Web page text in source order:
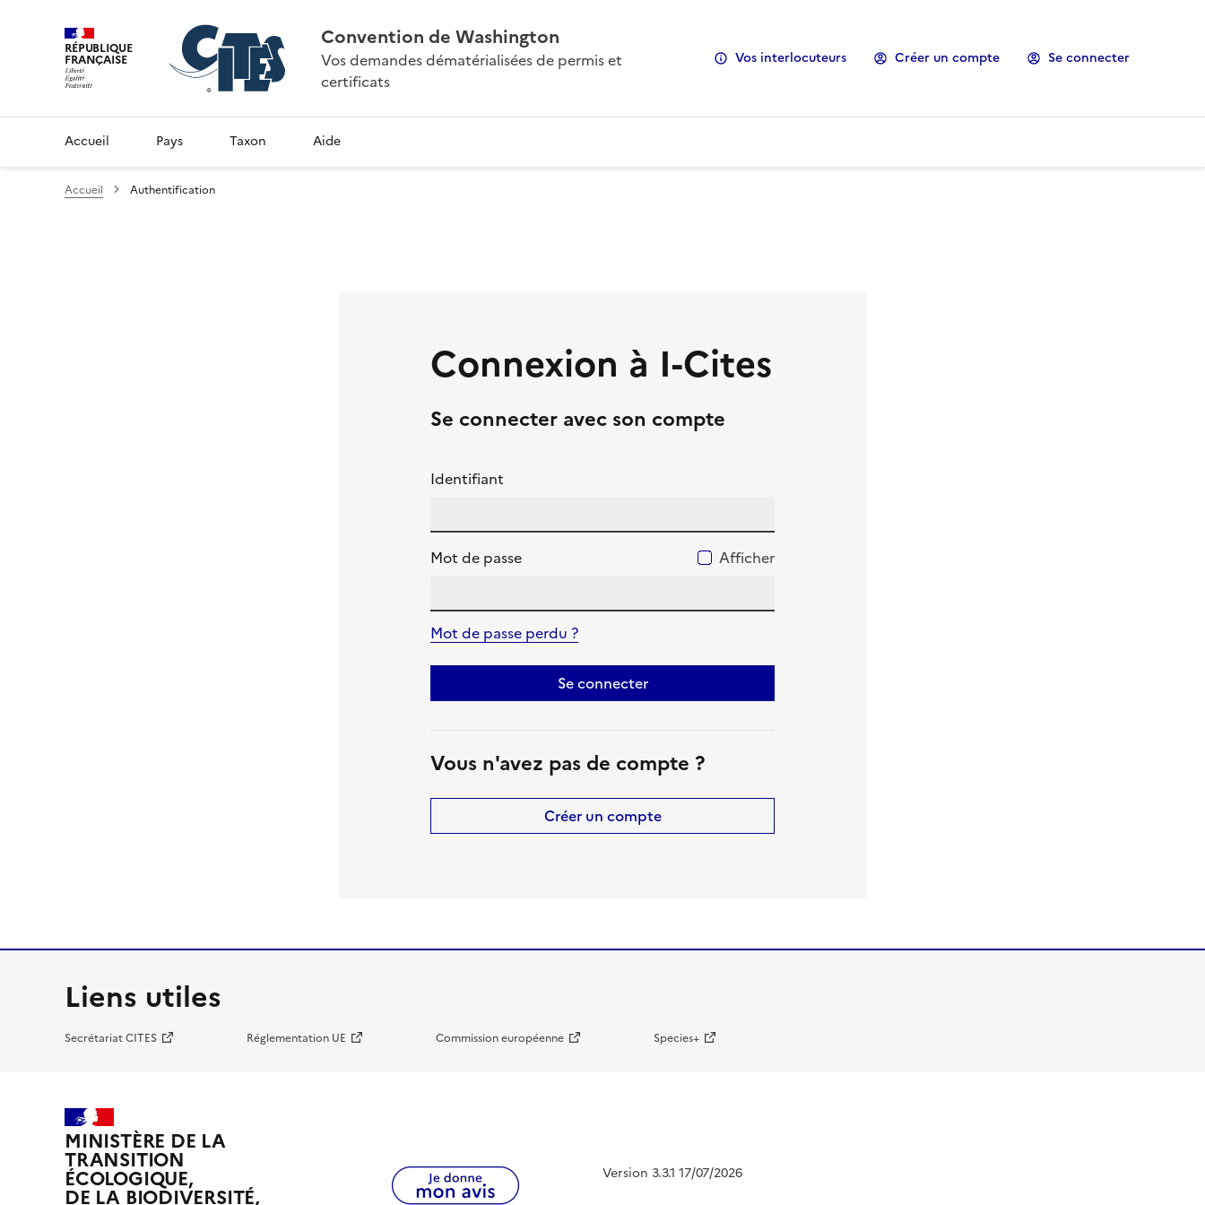
RÉPUBLIQUE
FRANÇAISE
Convention de Washington
Vos demandes dématérialisées de permis et
certificats
Vos interlocuteurs Créer un compte Se connecter
Accueil Pays Taxon Aide
Accueil Authentification
Connexion à I-Cites
Se connecter avec son compte
Identifiant
Mot de passe Afficher
Mot de passe perdu ?
Se connecter
Vous n'avez pas de compte ?
Créer un compte
Liens utiles
Secrétariat CITES Réglementation UE Commission européenne Species+
MINISTÈRE DE LA
TRANSITION
ÉCOLOGIQUE,
DE LA BIODIVERSITÉ,
Version 3.3.1 17/07/2026